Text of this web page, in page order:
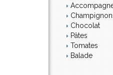
Chocolat
Pâtes
Tomates
Balade